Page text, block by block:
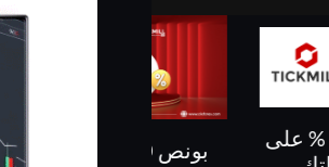
10 % على
كاش باك حتى 60%